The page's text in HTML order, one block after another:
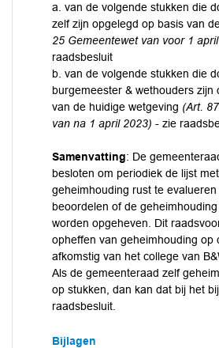
a. van de volgende stukken die
zelf zijn opgelegd op basis van
25 Gemeentewet van voor 1
raadsbesluit
b. van de volgende stukken die
burgemeester & wethouders zijn
van de huidige wetgeving (Art.
van na 1 april 2023) - zie
Samenvatting: De
besloten om periodiek de lijst
geheimhouding rust te
beoordelen of de
worden opgeheven. Dit
opheffen van geheimhouding op
afkomstig van het college van
Als de gemeenteraad zelf
op stukken, dan kan dat bij het
raadsbesluit.
Bijlagen